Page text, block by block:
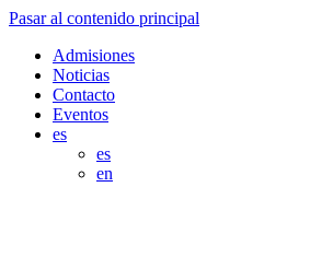
Pasar al contenido principal
Admisiones
Noticias
Contacto
Eventos
es
es
en